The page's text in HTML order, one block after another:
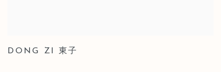
DONG ZI 東子